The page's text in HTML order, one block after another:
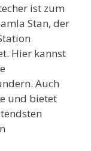
ist zum
Stan, der
Hier kannst
Auch
und bietet